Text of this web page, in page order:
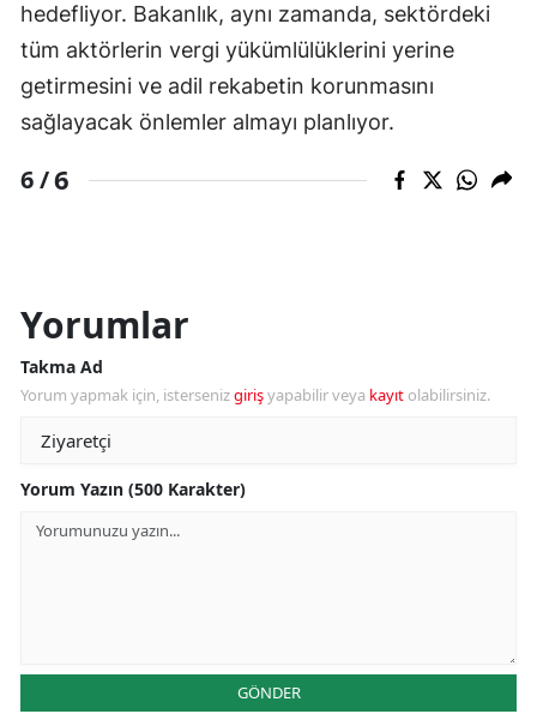
hedefliyor. Bakanlık, aynı zamanda, sektördeki
tüm aktörlerin vergi yükümlülüklerini yerine
getirmesini ve adil rekabetin korunmasını
sağlayacak önlemler almayı planlıyor.
6 /6
Yorumlar
Takma Ad
Yorum yapmak için, istersenizgirişyapabilir veya kayıt olabilirsiniz.
Yorum Yazın (500 Karakter)
GÖNDER